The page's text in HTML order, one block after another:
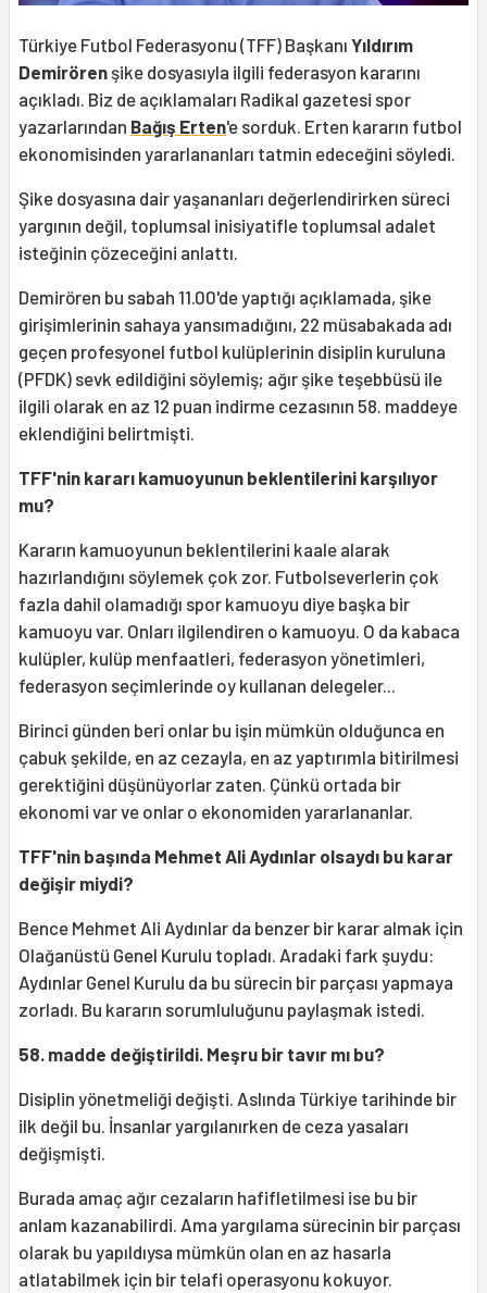
Türkiye Futbol Federasyonu (TFF) Başkanı Yıldırım
Demirören şike dosyasıyla ilgili federasyon kararını
açıkladı. Biz de açıklamaları Radikal gazetesi spor
yazarlarından Bağış Erten'e sorduk. Erten kararın futbol
ekonomisinden yararlananları tatmin edeceğini söyledi.
Şike dosyasına dair yaşananları değerlendirirken süreci
yargının değil, toplumsal inisiyatifle toplumsal adalet
isteğinin çözeceğini anlattı.
Demirören bu sabah 11.00'de yaptığı açıklamada, şike
girişimlerinin sahaya yansımadığını, 22 müsabakada adı
geçen profesyonel futbol kulüplerinin disiplin kuruluna
(PFDK) sevk edildiğini söylemiş; ağır şike teşebbüsü ile
ilgili olarak en az 12 puan indirme cezasının 58. maddeye
eklendiğini belirtmişti.
TFF'nin kararı kamuoyunun beklentilerini karşılıyor
mu?
Kararın kamuoyunun beklentilerini kaale alarak
hazırlandığını söylemek çok zor. Futbolseverlerin çok
fazla dahil olamadığı spor kamuoyu diye başka bir
kamuoyu var. Onları ilgilendiren o kamuoyu. O da kabaca
kulüpler, kulüp menfaatleri, federasyon yönetimleri,
federasyon seçimlerinde oy kullanan delegeler...
Birinci günden beri onlar bu işin mümkün olduğunca en
çabuk şekilde, en az cezayla, en az yaptırımla bitirilmesi
gerektiğini düşünüyorlar zaten. Çünkü ortada bir
ekonomi var ve onlar o ekonomiden yararlananlar.
TFF'nin başında Mehmet Ali Aydınlar olsaydı bu karar
değişir miydi?
Bence Mehmet Ali Aydınlar da benzer bir karar almak için
Olağanüstü Genel Kurulu topladı. Aradaki fark şuydu:
Aydınlar Genel Kurulu da bu sürecin bir parçası yapmaya
zorladı. Bu kararın sorumluluğunu paylaşmak istedi.
58. madde değiştirildi. Meşru bir tavır mı bu?
Disiplin yönetmeliği değişti. Aslında Türkiye tarihinde bir
ilk değil bu. İnsanlar yargılanırken de ceza yasaları
değişmişti.
Burada amaç ağır cezaların hafifletilmesi ise bu bir
anlam kazanabilirdi. Ama yargılama sürecinin bir parçası
olarak bu yapıldıysa mümkün olan en az hasarla
atlatabilmek için bir telafi operasyonu kokuyor.